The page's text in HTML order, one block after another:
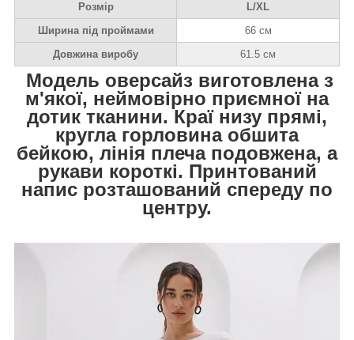
Розмір
L/XL
Ширина під проймами
66 см
Довжина виробу
61.5 см
Модель оверсайз виготовлена з
м'якої, неймовірно приємної на
дотик тканини. Краї низу прямі,
кругла горловина обшита
бейкою, лінія плеча подовжена, а
рукави короткі. Принтований
напис розташований спереду по
центру.